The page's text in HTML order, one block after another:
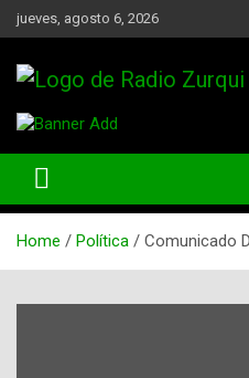
Skip
to
jueves, agosto 6, 2026
Radio Zurqui
Home Política Comunicado